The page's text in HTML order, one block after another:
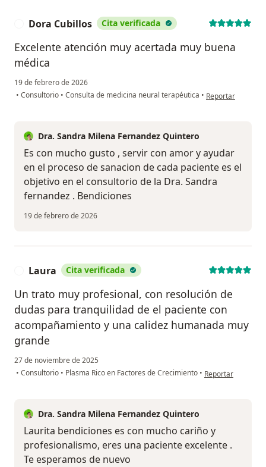
Dora Cubillos Cita verificada
Excelente atención muy acertada muy buena
médica
19 de febrero de 2026
• Consultorio • Consulta de medicina neural terapéutica • en opinión del
Reportar
Dra. Sandra Milena Fernandez Quintero
Es con mucho gusto , servir con amor y ayudar
en el proceso de sanacion de cada paciente es el
objetivo en el consultorio de la Dra. Sandra
fernandez . Bendiciones
19 de febrero de 2026
Laura Cita verificada
Un trato muy profesional, con resolución de
dudas para tranquilidad de el paciente con
acompañamiento y una calidez humanada muy
grande
27 de noviembre de 2025
• Consultorio • Plasma Rico en Factores de Crecimiento • en opinión del
Reportar
Dra. Sandra Milena Fernandez Quintero
Laurita bendiciones es con mucho cariño y
profesionalismo, eres una paciente excelente .
Te esperamos de nuevo